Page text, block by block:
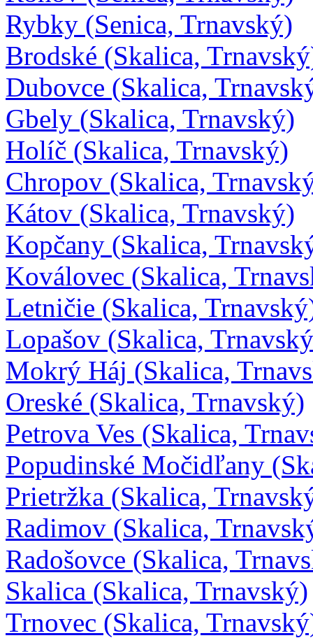
Rybky (Senica, Trnavský)
Brodské (Skalica,
Dubovce (Skalica,
Gbely (Skalica, Trnavský)
Holíč (Skalica, Trnavský)
Chropov (Skalica,
Kátov (Skalica, Trnavský)
Kopčany (Skalica,
Koválovec (Skalica,
Letničie (Skalica,
Lopašov (Skalica,
Mokrý Háj (Skalica,
Oreské (Skalica, Trnavský)
Petrova Ves (Skalica,
Popudinské Močidľany
Prietržka (Skalica,
Radimov (Skalica,
Radošovce (Skalica,
Skalica (Skalica, Trnavský)
Trnovec (Skalica,